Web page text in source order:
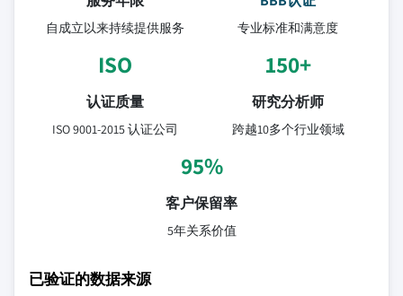
自成立以来持续提供服务 专业标准和满意度
ISO
认证质量
ISO 9001-2015 认证公司
150+
研究分析师
跨越10多个行业领域
95%
客户保留率
5年关系价值
已验证的数据来源